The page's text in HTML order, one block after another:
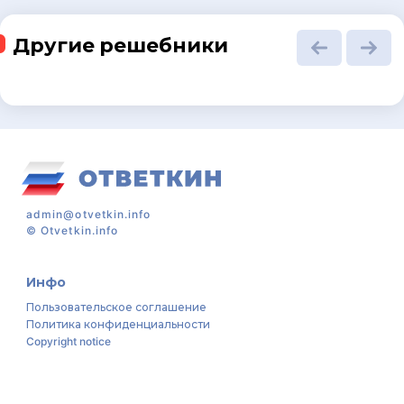
Другие решебники
admin@otvetkin.info
©Otvetkin.info
Инфо
Пользовательское соглашение
Политика конфиденциальности
Copyright notice